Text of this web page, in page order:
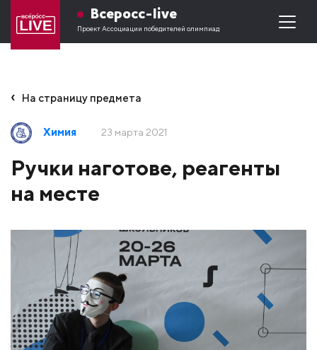
Всеросс-live
Проект Ассоциации победителей олимпиад
На страницу предмета
Химия 23 марта 2021
Ручки наготове, реагенты
на месте